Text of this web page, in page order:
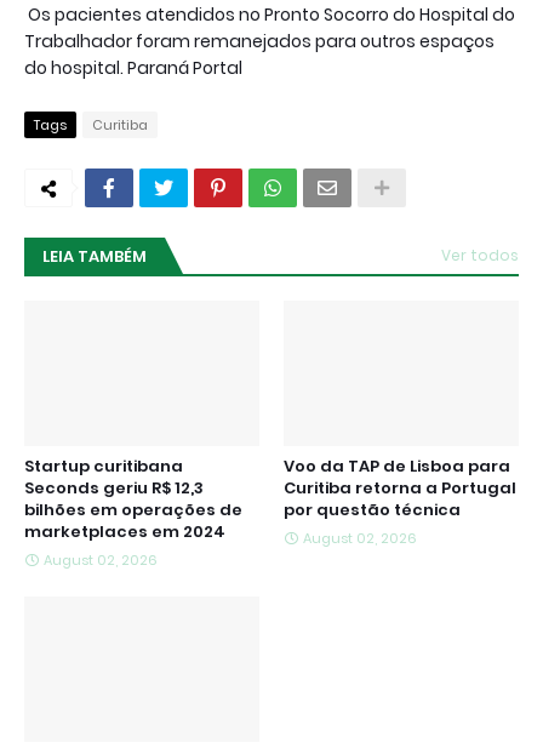
Os pacientes atendidos no Pronto Socorro do Hospital do
Trabalhador foram remanejados para outros espaços
do hospital. Paraná Portal
Tags Curitiba
LEIA TAMBÉM Ver todos
Startup curitibana
Seconds geriu R$ 12,3
bilhões em operações de
marketplaces em 2024
August 02, 2026
Voo da TAP de Lisboa para
Curitiba retorna a Portugal
por questão técnica
August 02, 2026